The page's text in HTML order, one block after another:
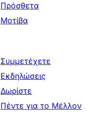
Πρόσθετα
Μοτίβα
Συμμετέχετε
Εκδηλώσεις
Δωρίστε
Πέντε για το Μέλλον